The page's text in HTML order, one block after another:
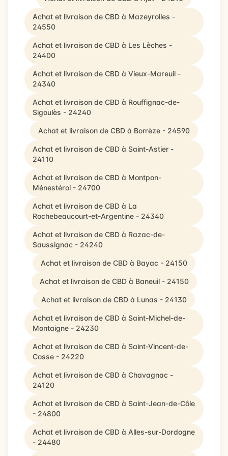
Achat et livraison de CBD à Mazeyrolles -
24550
Achat et livraison de CBD à Les Lèches -
24400
Achat et livraison de CBD à Vieux-Mareuil -
24340
Achat et livraison de CBD à Rouffignac-de-
Sigoulès - 24240
Achat et livraison de CBD à Borrèze - 24590
Achat et livraison de CBD à Saint-Astier -
24110
Achat et livraison de CBD à Montpon-
Ménestérol - 24700
Achat et livraison de CBD à La
Rochebeaucourt-et-Argentine - 24340
Achat et livraison de CBD à Razac-de-
Saussignac - 24240
Achat et livraison de CBD à Bayac - 24150
Achat et livraison de CBD à Baneuil - 24150
Achat et livraison de CBD à Lunas - 24130
Achat et livraison de CBD à Saint-Michel-de-
Montaigne - 24230
Achat et livraison de CBD à Saint-Vincent-de-
Cosse - 24220
Achat et livraison de CBD à Chavagnac -
24120
Achat et livraison de CBD à Saint-Jean-de-Côle
- 24800
Achat et livraison de CBD à Alles-sur-Dordogne
- 24480